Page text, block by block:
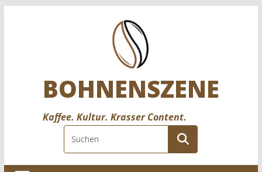
BOHNENSZENE
Kaffee. Kultur. Krasser Content.